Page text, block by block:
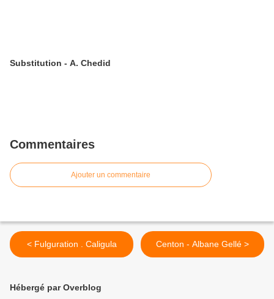
Substitution - A. Chedid
Commentaires
Ajouter un commentaire
< Fulguration . Caligula Centon - Albane Gellé >
Hébergé par Overblog